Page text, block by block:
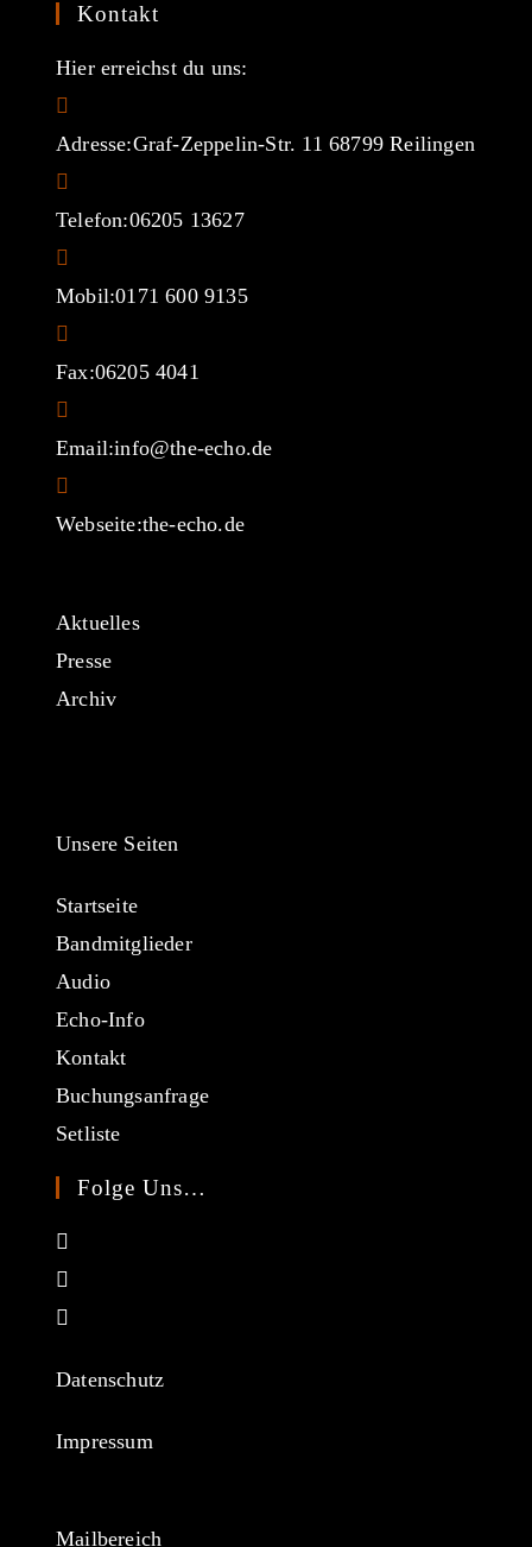
Kontakt
Hier erreichst du uns:
Adresse:Graf-Zeppelin-Str. 11 68799 Reilingen
Telefon:06205 13627
Mobil:0171 600 9135
Fax:06205 4041
Email:info@the-echo.de
Webseite:the-echo.de
Aktuelles
Presse
Archiv
Unsere Seiten
Startseite
Bandmitglieder
Audio
Echo-Info
Kontakt
Buchungsanfrage
Setliste
Folge Uns…
a
Datenschutz
Impressum
Mailbereich